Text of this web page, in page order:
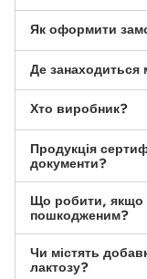
Як оформити
Де занаходиться
Хто виробник?
Продукція
документи?
Що робити, якщо
пошкодженим?
Чи містять
лактозу?